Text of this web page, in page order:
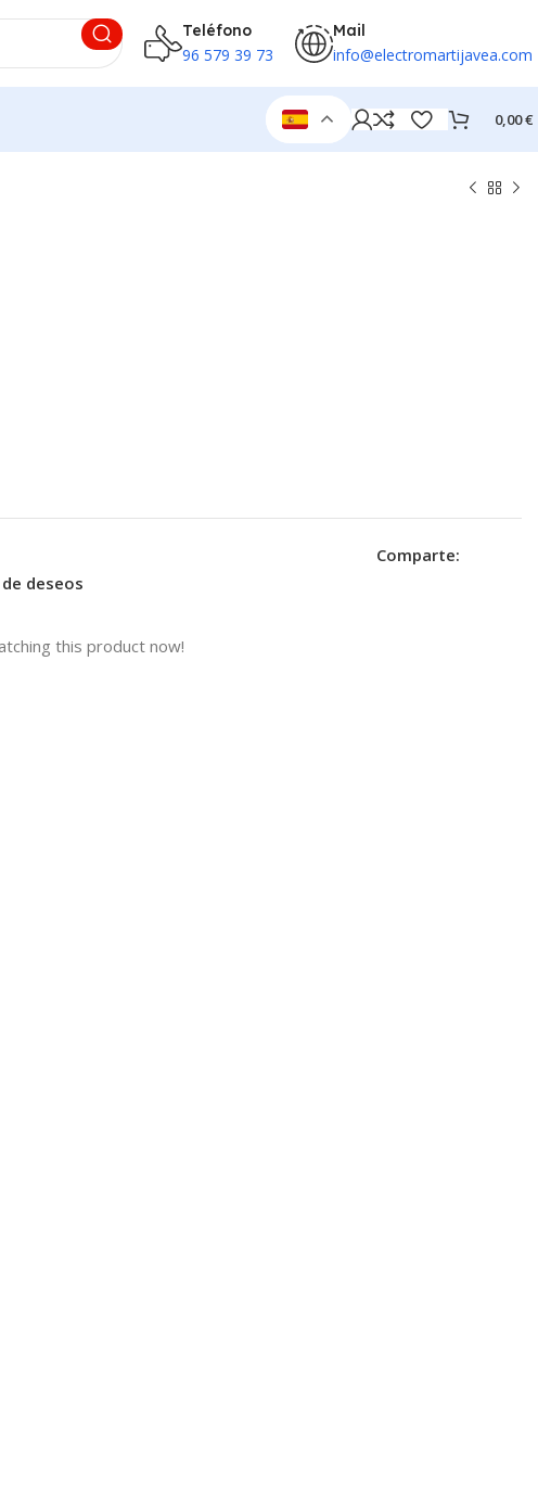
Teléfono
96 579 39 73
Mail
info@electromartijavea.com
0,00€
deseos
Comparte:
this product now!